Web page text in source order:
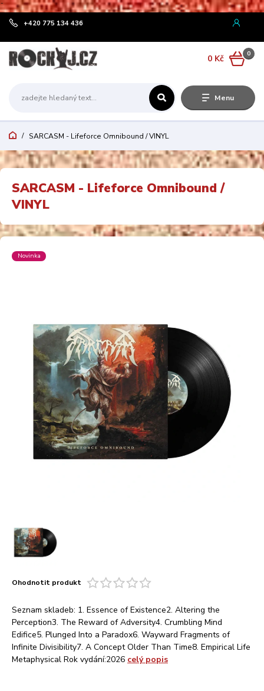
¨
Menu
+420 775 134 436
0
0 Kč
SARCASM - Lifeforce Omnibound / VINYL
SARCASM - Lifeforce Omnibound /
VINYL
Novinka
Ohodnotit produkt
Seznam skladeb: 1. Essence of Existence2. Altering the
Perception3. The Reward of Adversity4. Crumbling Mind
Edifice5. Plunged Into a Paradox6. Wayward Fragments of
Infinite Divisibility7. A Concept Older Than Time8. Empirical Life
Metaphysical Rok vydání:2026 celý popis